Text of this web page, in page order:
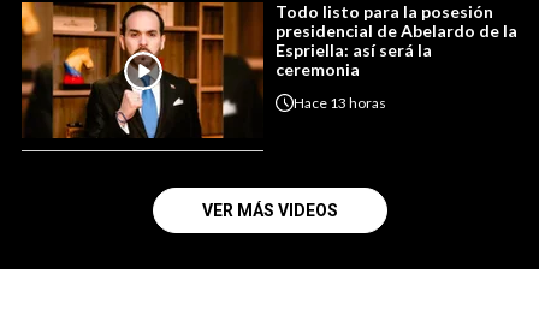
Todo listo para la posesión
presidencial de Abelardo de la
Espriella: así será la
ceremonia
Hace 13 horas
VER MÁS VIDEOS